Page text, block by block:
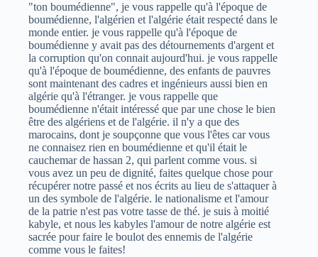
"ton boumédienne", je vous rappelle qu'à l'époque de
boumédienne, l'algérien et l'algérie était respecté dans le
monde entier. je vous rappelle qu'à l'époque de
boumédienne y avait pas des détournements d'argent et
la corruption qu'on connait aujourd'hui. je vous rappelle
qu'à l'époque de boumédienne, des enfants de pauvres
sont maintenant des cadres et ingénieurs aussi bien en
algérie qu'à l'étranger. je vous rappelle que
boumédienne n'était intéressé que par une chose le bien
être des algériens et de l'algérie. il n'y a que des
marocains, dont je soupçonne que vous l'êtes car vous
ne connaisez rien en boumédienne et qu'il était le
cauchemar de hassan 2, qui parlent comme vous. si
vous avez un peu de dignité, faites quelque chose pour
récupérer notre passé et nos écrits au lieu de s'attaquer à
un des symbole de l'algérie. le nationalisme et l'amour
de la patrie n'est pas votre tasse de thé. je suis à moitié
kabyle, et nous les kabyles l'amour de notre algérie est
sacrée pour faire le boulot des ennemis de l'algérie
comme vous le faites!